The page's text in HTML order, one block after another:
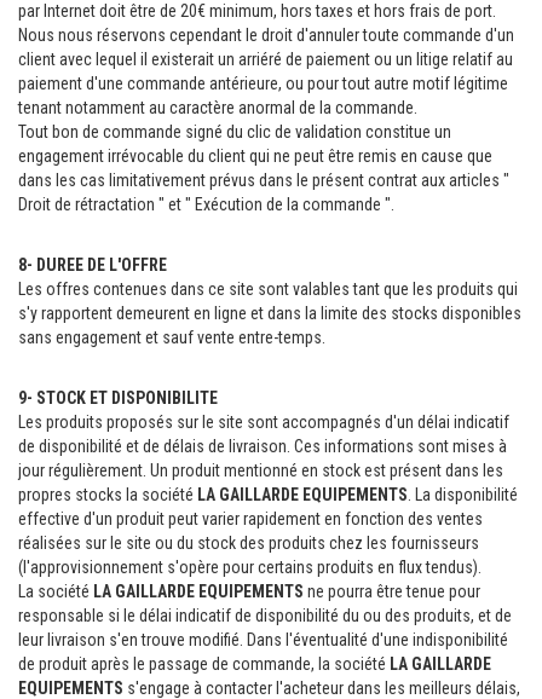
par Internet doit être de 20€ minimum, hors taxes et hors frais de port.
Nous nous réservons cependant le droit d'annuler toute commande d'un
client avec lequel il existerait un arriéré de paiement ou un litige relatif au
paiement d'une commande antérieure, ou pour tout autre motif légitime
tenant notamment au caractère anormal de la commande.
Tout bon de commande signé du clic de validation constitue un
engagement irrévocable du client qui ne peut être remis en cause que
dans les cas limitativement prévus dans le présent contrat aux articles "
Droit de rétractation " et " Exécution de la commande ".
8- DUREE DE L'OFFRE
Les offres contenues dans ce site sont valables tant que les produits qui
s'y rapportent demeurent en ligne et dans la limite des stocks disponibles
sans engagement et sauf vente entre-temps.
9- STOCK ET DISPONIBILITE
Les produits proposés sur le site sont accompagnés d'un délai indicatif
de disponibilité et de délais de livraison. Ces informations sont mises à
jour régulièrement. Un produit mentionné en stock est présent dans les
propres stocks la société LA GAILLARDE EQUIPEMENTS . La disponibilité
effective d'un produit peut varier rapidement en fonction des ventes
réalisées sur le site ou du stock des produits chez les fournisseurs
(l'approvisionnement s'opère pour certains produits en flux tendus).
La société LA GAILLARDE EQUIPEMENTS ne pourra être tenue pour
responsable si le délai indicatif de disponibilité du ou des produits, et de
leur livraison s'en trouve modifié. Dans l'éventualité d'une indisponibilité
de produit après le passage de commande, la société LA GAILLARDE
EQUIPEMENTS s'engage à contacter l'acheteur dans les meilleurs délais,